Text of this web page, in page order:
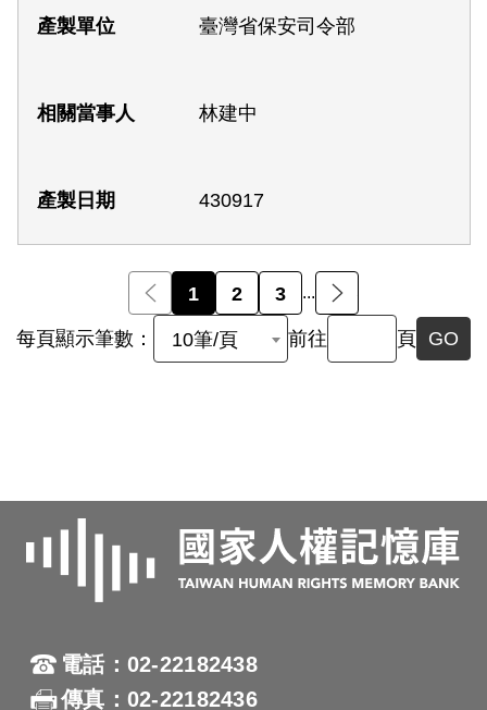
臺灣省保安司令部
林建中
430917
前一頁
1 2 3 ...
每頁顯示筆數： 10筆/頁 前往 頁 GO
電話：02-22182438
傳真：02-22182436